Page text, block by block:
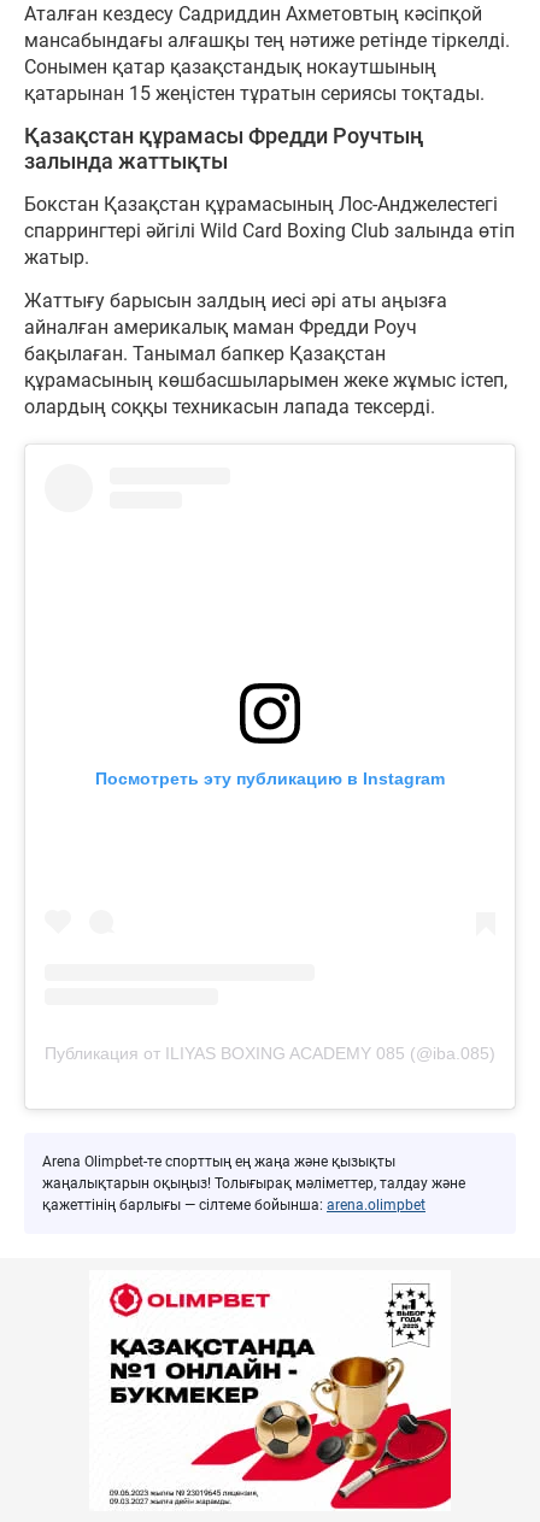
Аталған кездесу Садриддин Ахметовтың кәсіпқой
мансабындағы алғашқы тең нәтиже ретінде тіркелді.
Сонымен қатар қазақстандық нокаутшының
қатарынан 15 жеңістен тұратын сериясы тоқтады.
Қазақстан құрамасы Фредди Роучтың
залында жаттықты
Бокстан Қазақстан құрамасының Лос-Анджелестегі
спаррингтері әйгілі Wild Card Boxing Club залында өтіп
жатыр.
Жаттығу барысын залдың иесі әрі аты аңызға
айналған америкалық маман Фредди Роуч
бақылаған. Танымал бапкер Қазақстан
құрамасының көшбасшыларымен жеке жұмыс істеп,
олардың соққы техникасын лапада тексерді.
Посмотреть эту публикацию в Instagram
Публикация от ILIYAS BOXING ACADEMY 085 (@iba.085)
Arena Olimpbet-те спорттың ең жаңа және қызықты
жаңалықтарын оқыңыз! Толығырақ мәліметтер, талдау және
қажеттінің барлығы — сілтеме бойынша: arena.olimpbet